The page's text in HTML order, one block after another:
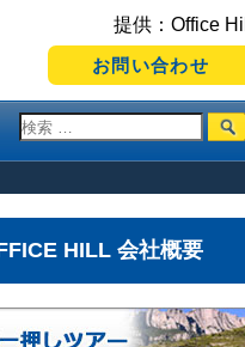
提供：Office Hill
お問い合わせ
HILL 会社概要